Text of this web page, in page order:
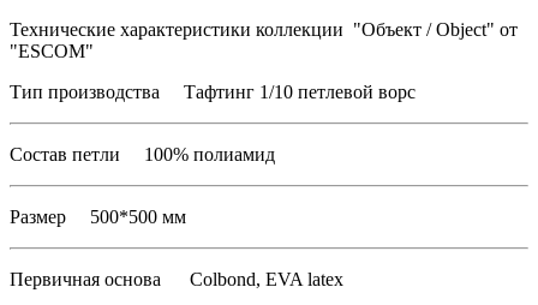
Технические характеристики коллекции "Объект / Object" от
"ESCOM"
Тип производства Тафтинг 1/10 петлевой ворс
Состав петли 100% полиамид
Размер 500*500 мм
Первичная основа Colbond, EVA latex